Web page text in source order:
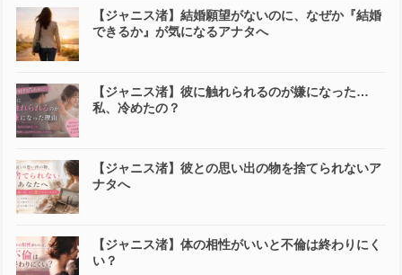
【ジャニス渚】結婚願望がないのに、なぜか『結婚
できるか』が気になるアナタへ
【ジャニス渚】彼に触れられるのが嫌になった…
私、冷めたの？
【ジャニス渚】彼との思い出の物を捨てられないア
ナタへ
【ジャニス渚】体の相性がいいと不倫は終わりにく
い？